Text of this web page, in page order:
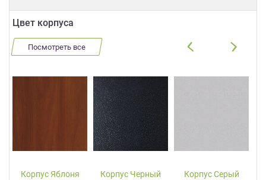
Цвет корпуса
Посмотреть все
Корпус Яблоня
Корпус Черный Корпус Серый